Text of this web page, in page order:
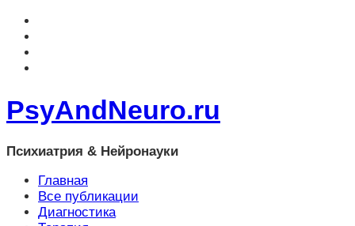
PsyAndNeuro.ru
Психиатрия & Нейронауки
Главная
Все публикации
Диагностика